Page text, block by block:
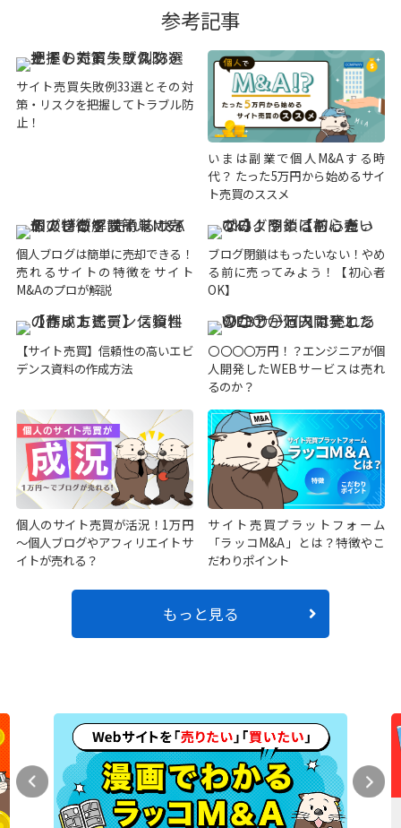
参考記事
サイト売買失敗例33選とその対
策・リスクを把握してトラブル防
止！
いまは副業で個人M&Aする時
代？ たった5万円から始めるサイ
ト売買のススメ
個人ブログは簡単に売却できる！
売れるサイトの特徴をサイト
M&Aのプロが解説
ブログ閉鎖はもったいない！やめ
る前に売ってみよう！【初心者
OK】
【サイト売買】信頼性の高いエビ
デンス資料の作成方法
〇〇〇〇万円！？エンジニアが個
人開発したWEBサービスは売れ
るのか？
個人のサイト売買が活況！1万円
～個人ブログやアフィリエイトサ
イトが売れる？
サイト売買プラットフォーム
「ラッコM&A」とは？特徴やこ
だわりポイント
もっと見る